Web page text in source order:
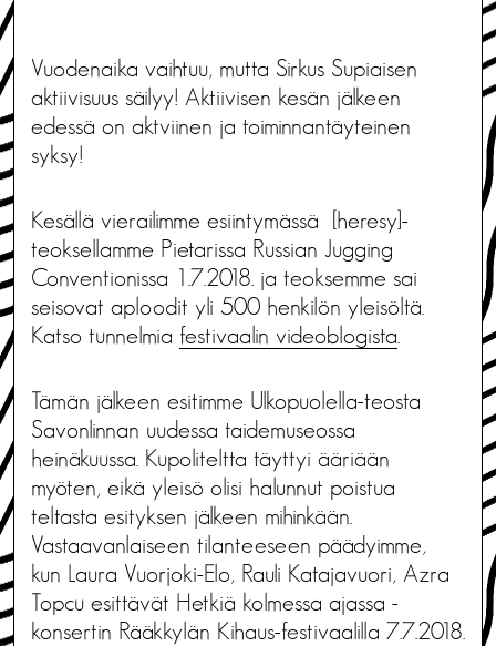
Vuodenaika vaihtuu, mutta Sirkus Supiaisen
aktiivisuus säilyy! Aktiivisen kesän jälkeen
edessä on aktviinen ja toiminnantäyteinen
syksy!
Kesällä vierailimme esiintymässä [heresy]-
teoksellamme Pietarissa Russian Jugging
Conventionissa 1.7.2018. ja teoksemme sai
seisovat aploodit yli 500 henkilön yleisöltä.
Katso tunnelmia festivaalin videoblogista
Tämän jälkeen esitimme Ulkopuolella-teosta
Savonlinnan uudessa taidemuseossa
heinäkuussa. Kupoliteltta täyttyi ääriään
myöten, eikä yleisö olisi halunnut poistua
teltasta esityksen jälkeen mihinkään.
Vastaavanlaiseen tilanteeseen päädyimme,
kun Laura Vuorjoki-Elo, Rauli Katajavuori, Azra
Topcu esittävät Hetkiä kolmessa ajassa -
konsertin Rääkkylän Kihaus-festivaalilla 7.7.2018.